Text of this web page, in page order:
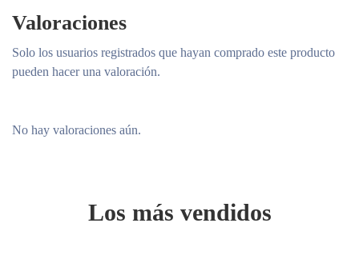
Valoraciones
No hay valoraciones aún.
Solo los usuarios registrados que hayan comprado este producto
pueden hacer una valoración.
Los más vendidos